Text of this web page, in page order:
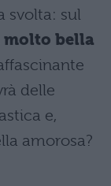
svolta: sul
molto bella
delle
e,
amorosa?